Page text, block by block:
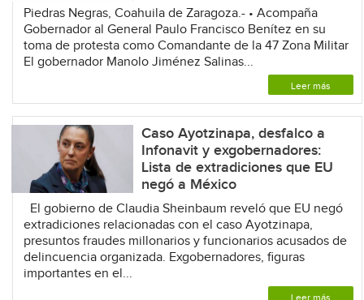
Piedras Negras, Coahuila de Zaragoza.- • Acompaña
Gobernador al General Paulo Francisco Benítez en su
toma de protesta como Comandante de la 47 Zona Militar
El gobernador Manolo Jiménez Salinas...
Leer más
Caso Ayotzinapa, desfalco a
Infonavit y exgobernadores:
Lista de extradiciones que EU
negó a México
El gobierno de Claudia Sheinbaum reveló que EU negó
extradiciones relacionadas con el caso Ayotzinapa,
presuntos fraudes millonarios y funcionarios acusados de
delincuencia organizada. Exgobernadores, figuras
importantes en el...
Leer más